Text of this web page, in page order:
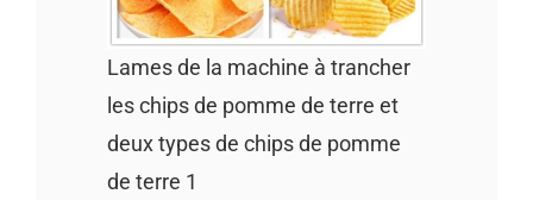
Lames de la machine à trancher
les chips de pomme de terre et
deux types de chips de pomme
de terre 1